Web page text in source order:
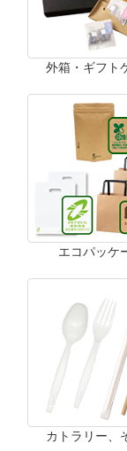
外箱・ギフト
エコパッケ
カトラリー、